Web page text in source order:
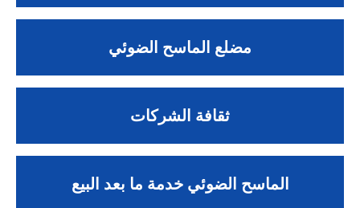
مضلع الماسح الضوئي
ثقافة الشركات
الماسح الضوئي خدمة ما بعد البيع